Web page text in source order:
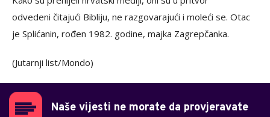
odvedeni čitajući Bibliju, ne razgovarajući i moleći se. Otac
je Splićanin, rođen 1982. godine, majka Zagrepčanka.
(Jutarnji list/Mondo)
Naše vijesti ne morate da provjeravate